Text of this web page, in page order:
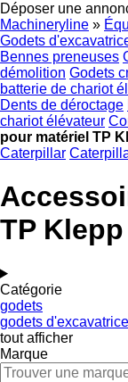
Déposer une
Machineryline »
Godets
Bennes preneuses
démolition Godets
batterie de chariot
Dents de déroctage
chariot élévateur
pour matériel TP
Caterpillar
TP
Catégorie
godets
godets
tout afficher
Marque